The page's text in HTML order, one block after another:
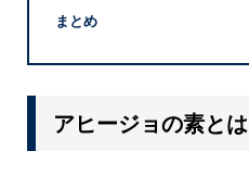
まとめ
アヒージョの素とは